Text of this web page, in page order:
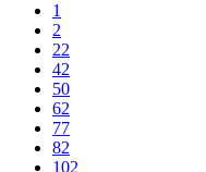
1
2
22
42
50
62
77
82
102